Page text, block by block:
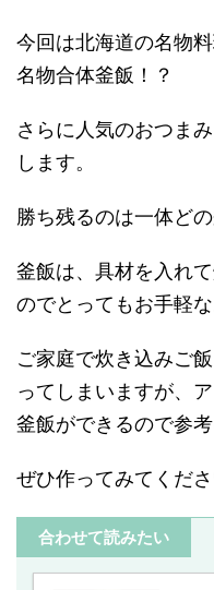
今回は北海道の名物
名物合体釜飯！？
さらに人気のおつま
します。
勝ち残るのは一体ど
釜飯は、具材を入れ
のでとってもお手軽な
ご家庭で炊き込みご
ってしまいますが、
釜飯ができるので参考
ぜひ作ってみてくださ
合わせて読みたい